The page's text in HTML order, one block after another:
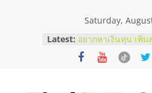
Saturday,
Latest:
บริษัท
วิธีเลือกผู้ให้บริการ
โจทย์ธุรกิจ
อยากหาเงินทุน เพิ่ม